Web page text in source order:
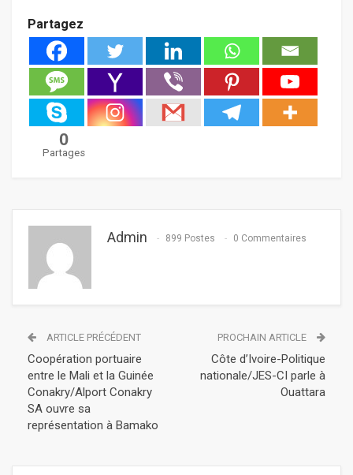
Partagez
0
Partages
Admin 899 Postes 0 Commentaires
ARTICLE PRÉCÉDENT
Coopération portuaire
entre le Mali et la Guinée
Conakry/Alport Conakry
SA ouvre sa
représentation à Bamako
PROCHAIN ARTICLE
Côte d’Ivoire-Politique
nationale/JES-CI parle à
Ouattara